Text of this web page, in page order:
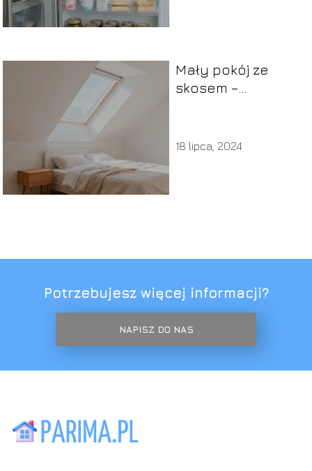
Mały pokój ze
skosem –
18 lipca, 2024
Potrzebujesz więcej informacji?
NAPISZ DO NAS